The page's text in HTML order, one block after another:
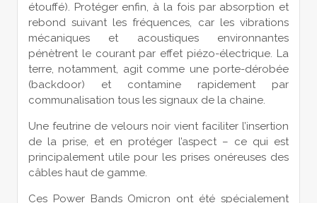
étouffé). Protéger enfin, à la fois par absorption et
rebond suivant les fréquences, car les vibrations
mécaniques et acoustiques environnantes
pénètrent le courant par effet piézo-électrique. La
terre, notamment, agit comme une porte-dérobée
(backdoor) et contamine rapidement par
communalisation tous les signaux de la chaine.
Une feutrine de velours noir vient faciliter l’insertion
de la prise, et en protéger l’aspect – ce qui est
principalement utile pour les prises onéreuses des
câbles haut de gamme.
Ces Power Bands Omicron ont été spécialement